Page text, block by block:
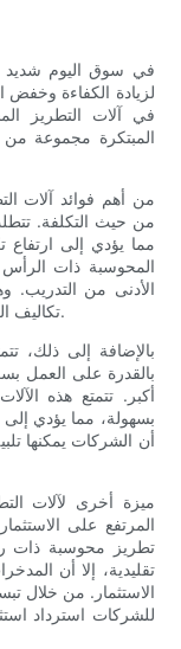
في سوق اليوم شديد
لزيادة الكفاءة وخفض
في آلات التطريز
المبتكرة مجموعة من
من أهم فوائد آلات
من حيث التكلفة.
مما يؤدي إلى ارتفاع
المحوسبة ذات
الأدنى من التدريب.
تكاليف العمالة مع الاستمرار في إنتاج تطريز عالي الجودة.
بالإضافة إلى ذلك،
بالقدرة على العمل
أكبر. تتمتع هذه
بسهولة، مما يؤدي إلى
أن الشركات يمكنها
ميزة أخرى لآلات
المرتفع على
تطريز محوسبة ذات
تقليدية، إلا أن
الاستثمار. من خلال
للشركات استرداد